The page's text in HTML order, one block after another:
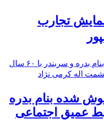
تجارب
شده بنام بدره
سال روابط عمیق اجتماعی